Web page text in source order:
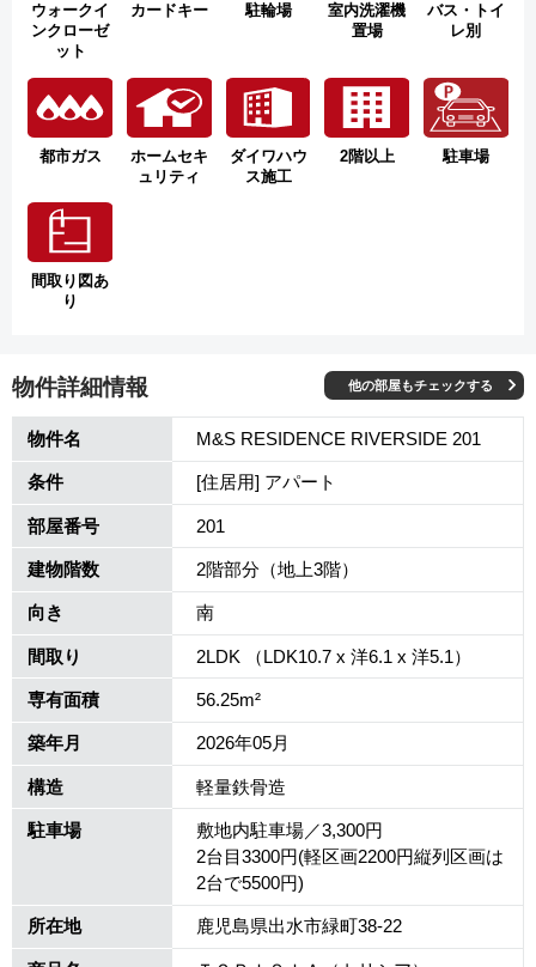
ウォークイ
ンクローゼ
ット
カードキー 駐輪場
室内洗濯機
置場
バス・トイ
レ別
都市ガス
ホームセキ
ュリティ
ダイワハウ
ス施工
2階以上 駐車場
間取り図あ
り
物件詳細情報 他の部屋もチェックする
物件名 M&S RESIDENCE RIVERSIDE 201
条件 [住居用] アパート
部屋番号 201
建物階数 2階部分（地上3階）
向き 南
間取り 2LDK （LDK10.7 x 洋6.1 x 洋5.1）
専有面積 56.25m²
築年月 2026年05月
構造 軽量鉄骨造
駐車場
敷地内駐車場／3,300円
2台目3300円(軽区画2200円縦列区画は
2台で5500円)
所在地 鹿児島県出水市緑町38-22